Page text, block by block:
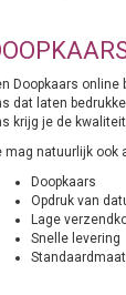
Doopkaars
dat laten
krijg je de
mag natuurlijk ook
Doopkaars
Opdruk van
Lage
Snelle levering